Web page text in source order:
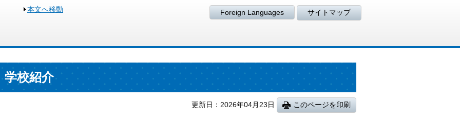
本文へ移動 Foreign Languages サイトマップ
学校紹介
更新日： 2026年04月 23日 このページを印刷